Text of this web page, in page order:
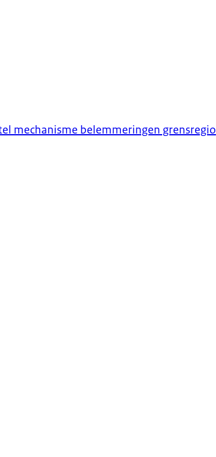
mechanisme belemmeringen grensregio